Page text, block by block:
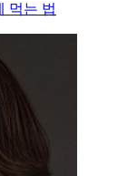
먹는 법